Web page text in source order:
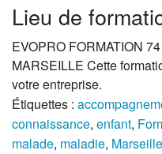
Lieu de
EVOPRO FORMATION
MARSEILLE Cette
votre entreprise.
Étiquettes :
connaissance, enfant,
malade, maladie, Marseille